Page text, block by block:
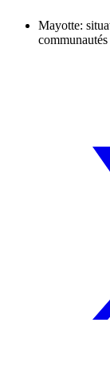
Mayotte:
communautés